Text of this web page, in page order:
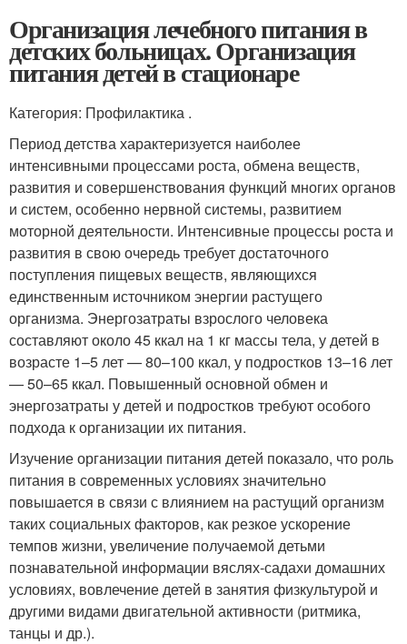
Организация лечебного питания в
детских больницах. Организация
питания детей в стационаре
Категория: Профилактика .
Период детства характеризуется наиболее
интенсивными процессами роста, обмена веществ,
развития и совершенствования функций многих органов
и систем, особенно нервной системы, развитием
моторной деятельности. Интенсивные процессы роста и
развития в свою очередь требует достаточного
поступления пищевых веществ, являющихся
единственным источником энергии растущего
организма. Энергозатраты взрослого человека
составляют около 45 ккал на 1 кг массы тела, у детей в
возрасте 1–5 лет — 80–100 ккал, у подростков 13–16 лет
— 50–65 ккал. Повышенный основной обмен и
энергозатраты у детей и подростков требуют особого
подхода к организации их питания.
Изучение организации питания детей показало, что роль
питания в современных условиях значительно
повышается в связи с влиянием на растущий организм
таких социальных факторов, как резкое ускорение
темпов жизни, увеличение получаемой детьми
познавательной информации вяслях-садахи домашних
условиях, вовлечение детей в занятия физкультурой и
другими видами двигательной активности (ритмика,
танцы и др.).